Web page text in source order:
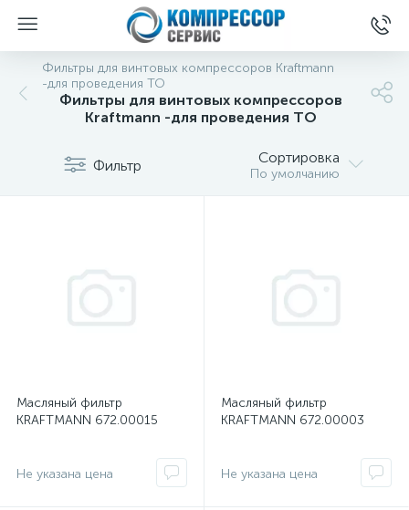
Фильтры для винтовых компрессоров Kraftmann
-для проведения ТО
Фильтры для винтовых компрессоров
Kraftmann -для проведения ТО
Фильтр Сортировка
По умолчанию
Масляный фильтр
KRAFTMANN 672.00015
Не указана цена
Масляный фильтр
KRAFTMANN 672.00003
Не указана цена